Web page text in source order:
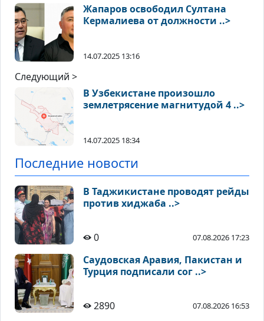
Жапаров освободил Султана
Кермалиева от должности ..>
14.07.2025 13:16
Следующий >
В Узбекистане произошло
землетрясение магнитудой 4 ..>
14.07.2025 18:34
Последние новости
В Таджикистане проводят рейды
против хиджаба ..>
0 07.08.2026 17:23
Саудовская Аравия, Пакистан и
Турция подписали сог ..>
2890 07.08.2026 16:53